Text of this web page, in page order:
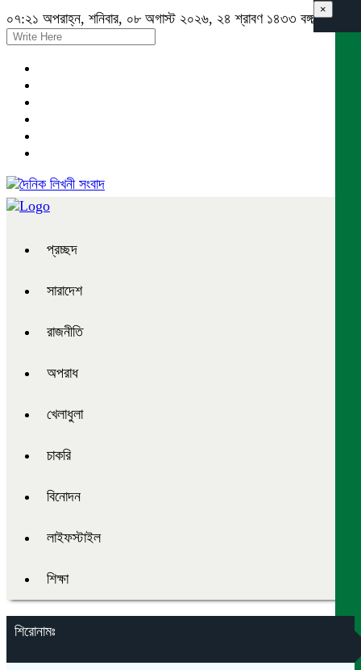
০৭:২১ অপরাহ্ন, শনিবার, ০৮ অগাস্ট ২০২৬, ২৪ শ্রাবণ ১৪৩৩ বঙ্গাব্দ
প্রচ্ছদ
সারাদেশ
রাজনীতি
অপরাধ
খেলাধুলা
চাকরি
বিনোদন
লাইফস্টাইল
শিক্ষা
শিরোনামঃ
×